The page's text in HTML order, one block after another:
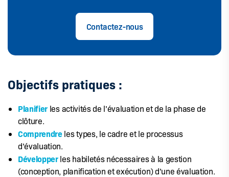
Contactez-nous
Objectifs pratiques :
Planifier les activités de l’évaluation et de la phase de
clôture.
Comprendreles types, le cadre et le processus
d’évaluation.
Développerles habiletés nécessaires à la gestion
(conception, planification et exécution) d’une évaluation.